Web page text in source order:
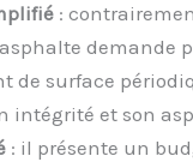
:
demande
de surface
intégrité et son
: il présente un